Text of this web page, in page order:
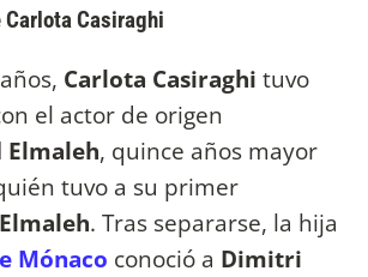
Carlota Casiraghi
Carlota Casiraghi tuvo
el actor de origen
Elmaleh, quince años mayor
tuvo a su primer
. Tras separarse, la hija
Mónaco conoció a Dimitri